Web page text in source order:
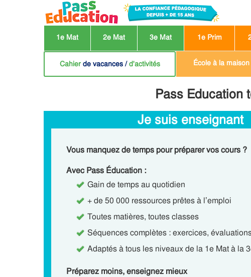
1e Mat 2e Mat 3e Mat 1e Prim
Cahier de vacances /d'activités École à la maison
Pass Education
Je suis enseignant
Vous manquez de temps pour préparer vos cours ?
Avec Pass Éducation :
Gain de temps au quotidien
+ de 50 000 ressources prêtes à l’emploi
Toutes matières, toutes classes
Séquences complètes : exercices,
Adaptés à tous les niveaux de la 1e Mat à la
Préparez moins, enseignez mieux